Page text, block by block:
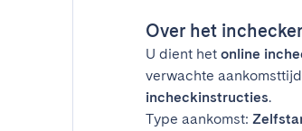
Over het
U dient het online
verwachte
incheckinstructies.
Type aankomst: